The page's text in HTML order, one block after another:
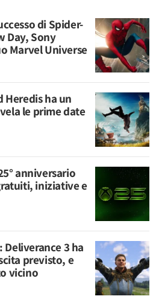
di Spider-
Day, Sony
Marvel Universe
Heredis ha un
le prime date
anniversario
iniziative e
3 ha
previsto, e
vicino